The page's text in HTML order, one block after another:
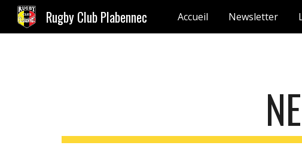
Skip to
Rugby Club Plabennec Accueil Newsletter